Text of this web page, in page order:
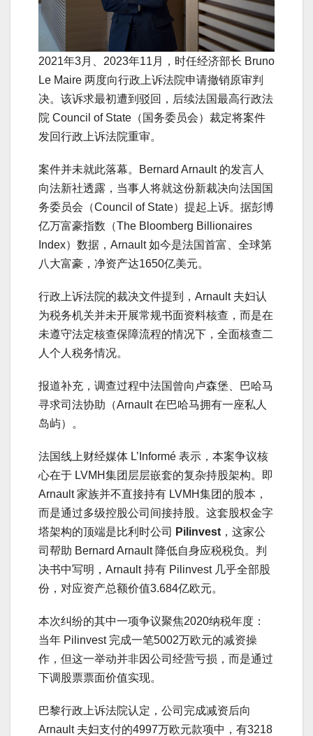
2021年3月、2023年11月，时任经济部长 Bruno
Le Maire 两度向行政上诉法院申请撤销原审判
决。该诉求最初遭到驳回，后续法国最高行政法
院 Council of State（国务委员会）裁定将案件
发回行政上诉法院重审。
案件并未就此落幕。Bernard Arnault 的发言人
向法新社透露，当事人将就这份新裁决向法国国
务委员会（Council of State）提起上诉。据彭博
亿万富豪指数（The Bloomberg Billionaires
Index）数据，Arnault 如今是法国首富、全球第
八大富豪，净资产达1650亿美元。
行政上诉法院的裁决文件提到，Arnault 夫妇认
为税务机关并未开展常规书面资料核查，而是在
未遵守法定核查保障流程的情况下，全面核查二
人个人税务情况。
报道补充，调查过程中法国曾向卢森堡、巴哈马
寻求司法协助（Arnault 在巴哈马拥有一座私人
岛屿）。
法国线上财经媒体 L’Informé 表示，本案争议核
心在于 LVMH集团层层嵌套的复杂持股架构。即
Arnault 家族并不直接持有 LVMH集团的股本，
而是通过多级控股公司间接持股。这套股权金字
塔架构的顶端是比利时公司
Pilinvest ，这家公
司帮助 Bernard Arnault 降低自身应税税负。判
决书中写明，Arnault 持有 Pilinvest 几乎全部股
份，对应资产总额价值3.684亿欧元。
本次纠纷的其中一项争议聚焦2020纳税年度：
当年 Pilinvest 完成一笔5002万欧元的减资操
作，但这一举动并非因公司经营亏损，而是通过
下调股票票面价值实现。
巴黎行政上诉法院认定，公司完成减资后向
Arnault 夫妇支付的4997万欧元款项中，有3218